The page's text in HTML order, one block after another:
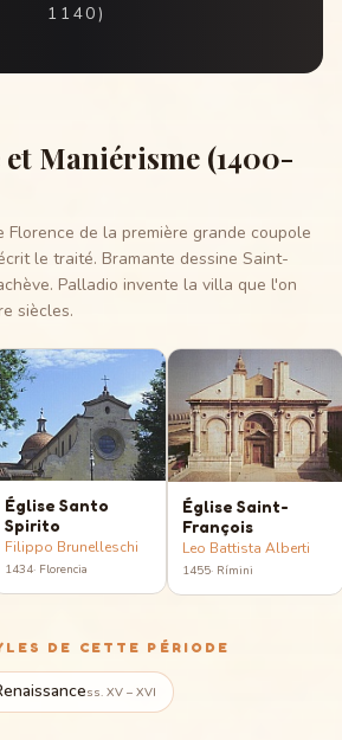
1140)
et Maniérisme (1400-
Florence de la première grande coupole
le traité. Bramante dessine Saint-
Palladio invente la villa que l'on
siècles.
Église Santo
Spirito
Filippo Brunelleschi
1434· Florencia
Église Saint-
François
Leo Battista Alberti
1455· Rímini
DE CETTE PÉRIODE
ss. XV – XVI